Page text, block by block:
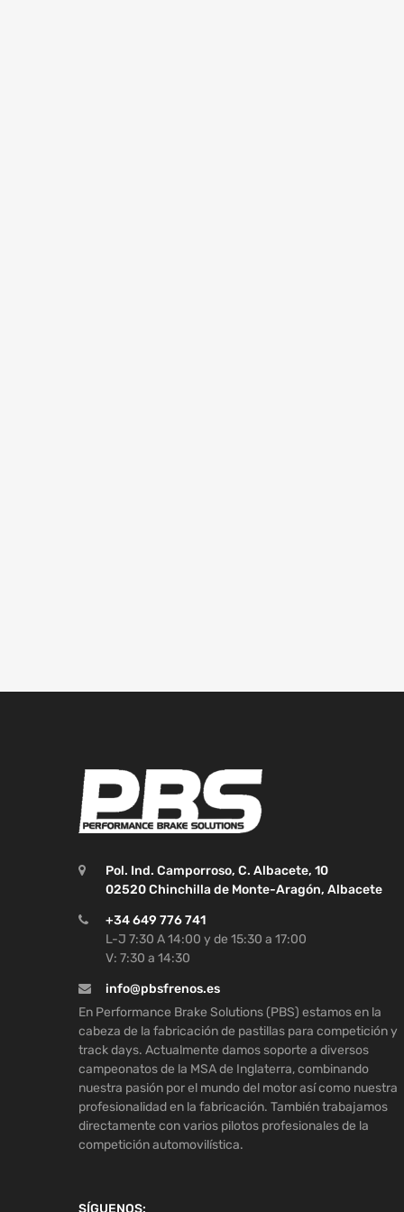
Pol. Ind. Camporroso, C. Albacete, 10
02520 Chinchilla de Monte-Aragón, Albacete
+34 649 776 741
L-J 7:30 A 14:00 y de 15:30 a 17:00
V: 7:30 a 14:30
info@pbsfrenos.es
En Performance Brake Solutions (PBS) estamos en la
cabeza de la fabricación de pastillas para competición y
track days. Actualmente damos soporte a diversos
campeonatos de la MSA de Inglaterra, combinando
nuestra pasión por el mundo del motor así como nuestra
profesionalidad en la fabricación. También trabajamos
directamente con varios pilotos profesionales de la
competición automovilística.
SÍGUENOS: